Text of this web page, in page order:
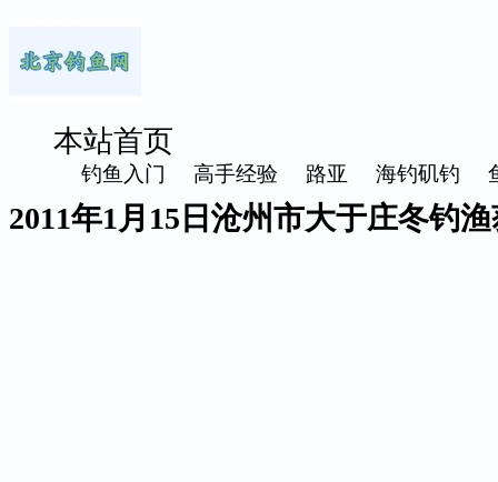
本站首页
钓鱼入门 高手经验 路亚 海钓矶钓
2011年1月15日沧州市大于庄冬钓